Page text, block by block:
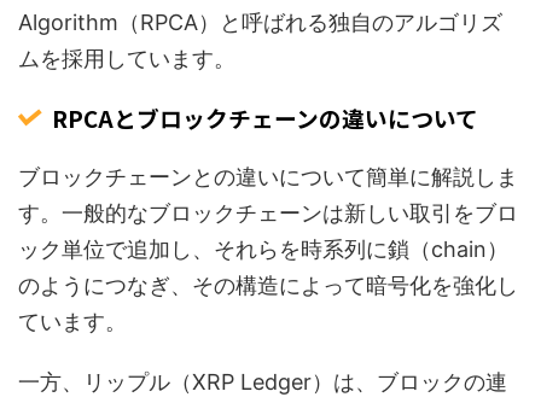
Algorithm（RPCA）と呼ばれる独自のアルゴリズ
ムを採用しています。
RPCAとブロックチェーンの違いについて
ブロックチェーンとの違いについて簡単に解説しま
す。一般的なブロックチェーンは新しい取引をブロ
ック単位で追加し、それらを時系列に鎖（chain）
のようにつなぎ、その構造によって暗号化を強化し
ています。
一方、リップル（XRP Ledger）は、ブロックの連